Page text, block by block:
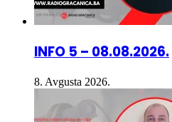
INFO 5 – 08.08.2026.
8. Avgusta 2026.